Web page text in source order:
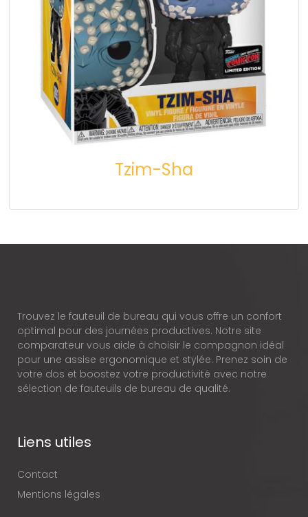
Tzim-Sha
Trouvez le fauteuil de bureau qui vous offre un confort
optimal pour des journées productives. Notre site
comparateur vous aide à choisir le compagnon idéal
pour une assise ergonomique et stylée. Prenez soin de
votre dos et boostez votre productivité avec notre
sélection de fauteuils de bureau de qualité.
Liens utiles
Contact
Mentions légales